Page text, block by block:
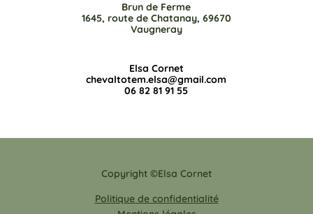
Brun de Ferme
1645, route de Chatanay, 69670
Vaugneray
Elsa Cornet
chevaltotem.elsa@gmail.com
06 82 81 91 55
Copyright ©Elsa Cornet
Politique de confidentialité